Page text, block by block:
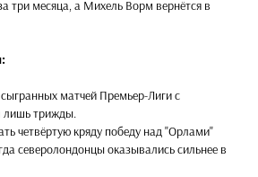
три месяца, а Михель Ворм вернётся в
матчей Премьер-Лиги с
лишь трижды.
четвёртую кряду победу над "Орлами"
северолондонцы оказывались сильнее в